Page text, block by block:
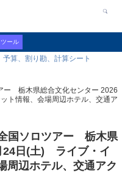
ツール
算、割り勘、計算シート
ー 栃木県総合文化センター 2026
ト情報、会場周辺ホテル、交通ア
国ソロツアー 栃木県
24日(土) ライブ・イ
周辺ホテル、交通アク